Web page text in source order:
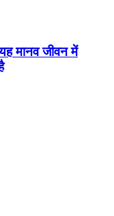
मानव जीवन में